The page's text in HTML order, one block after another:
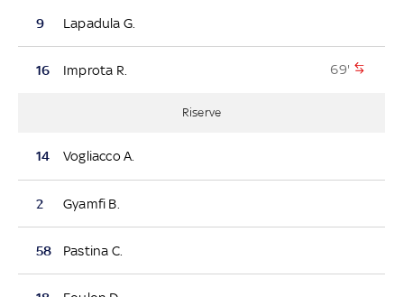
9 Lapadula G.
16 Improta R. 69'
Riserve
14 Vogliacco A.
2 Gyamfi B.
58 Pastina C.